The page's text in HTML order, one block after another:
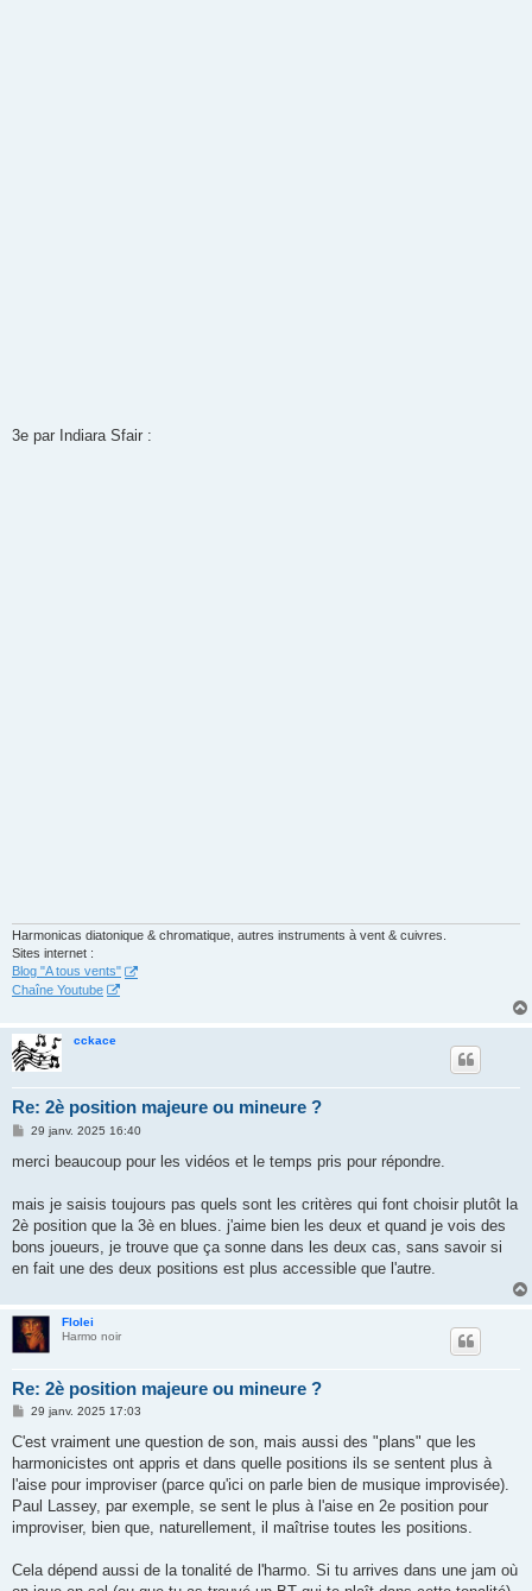
3e par Indiara Sfair :
Harmonicas diatonique & chromatique, autres instruments à vent & cuivres.
Sites internet :
Blog "A tous vents"
Chaîne Youtube
cckace
Re: 2è position majeure ou mineure ?
M
s
g
29 janv. 2025 16:40
merci beaucoup pour les vidéos et le temps pris pour répondre.
mais je saisis toujours pas quels sont les critères qui font choisir plutôt la
2è position que la 3è en blues. j'aime bien les deux et quand je vois des
bons joueurs, je trouve que ça sonne dans les deux cas, sans savoir si
en fait une des deux positions est plus accessible que l'autre.
Flolei
Harmo noir
Re: 2è position majeure ou mineure ?
M
s
a
g
29 janv. 2025 17:03
C'est vraiment une question de son, mais aussi des "plans" que les
harmonicistes ont appris et dans quelle positions ils se sentent plus à
l'aise pour improviser (parce qu'ici on parle bien de musique improvisée).
Paul Lassey, par exemple, se sent le plus à l'aise en 2e position pour
improviser, bien que, naturellement, il maîtrise toutes les positions.
Cela dépend aussi de la tonalité de l'harmo. Si tu arrives dans une jam où